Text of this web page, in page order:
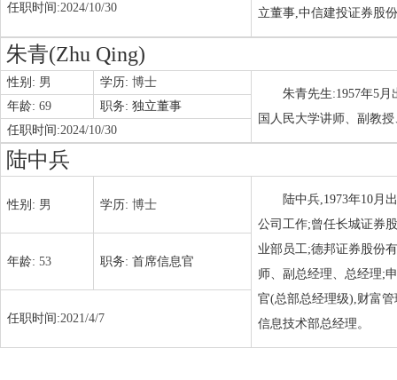
立董事,中信建投证券股
任职时间:2024/10/30
朱青(Zhu Qing)
性别: 男 学历: 博士
朱青先生:1957年5
国人民大学讲师、副教
年龄: 69 职务: 独立董事
任职时间:2024/10/30
陆中兵
性别: 男 学历: 博士
陆中兵,1973年10月
公司工作;曾任长城证券
业部员工;德邦证券股份
师、副总经理、总经理;
官(总部总经理级),财富
信息技术部总经理。
年龄: 53 职务: 首席信息官
任职时间:2021/4/7